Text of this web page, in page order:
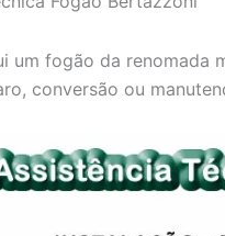
um fogão da renomada
conversão ou